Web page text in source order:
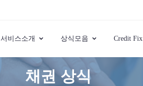
서비스소개 상식모음 Credit Fix
채권 상식